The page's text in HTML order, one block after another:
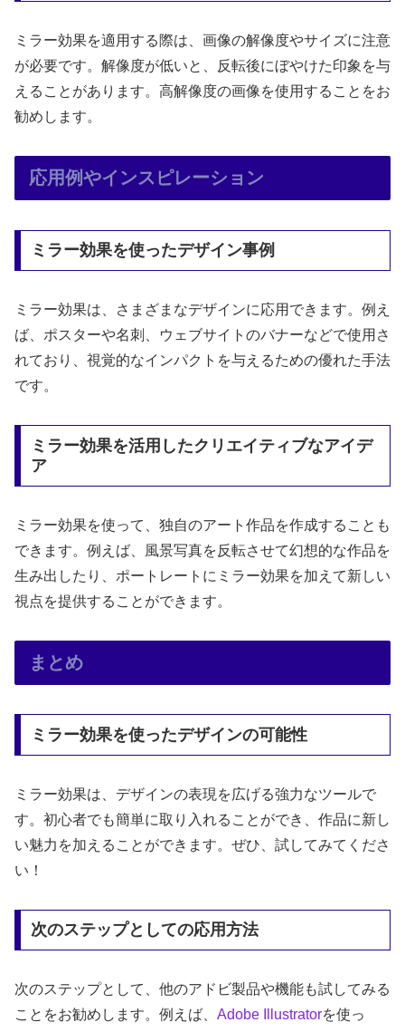
ミラー効果を適用する際は、画像の解像度やサイズに注意
が必要です。解像度が低いと、反転後にぼやけた印象を与
えることがあります。高解像度の画像を使用することをお
勧めします。
応用例やインスピレーション
ミラー効果を使ったデザイン事例
ミラー効果は、さまざまなデザインに応用できます。例え
ば、ポスターや名刺、ウェブサイトのバナーなどで使用さ
れており、視覚的なインパクトを与えるための優れた手法
です。
ミラー効果を活用したクリエイティブなアイデ
ア
ミラー効果を使って、独自のアート作品を作成することも
できます。例えば、風景写真を反転させて幻想的な作品を
生み出したり、ポートレートにミラー効果を加えて新しい
視点を提供することができます。
まとめ
ミラー効果を使ったデザインの可能性
ミラー効果は、デザインの表現を広げる強力なツールで
す。初心者でも簡単に取り入れることができ、作品に新し
い魅力を加えることができます。ぜひ、試してみてくださ
い！
次のステップとしての応用方法
次のステップとして、他のアドビ製品や機能も試してみる
ことをお勧めします。例えば、 Adobe Illustratorを使っ